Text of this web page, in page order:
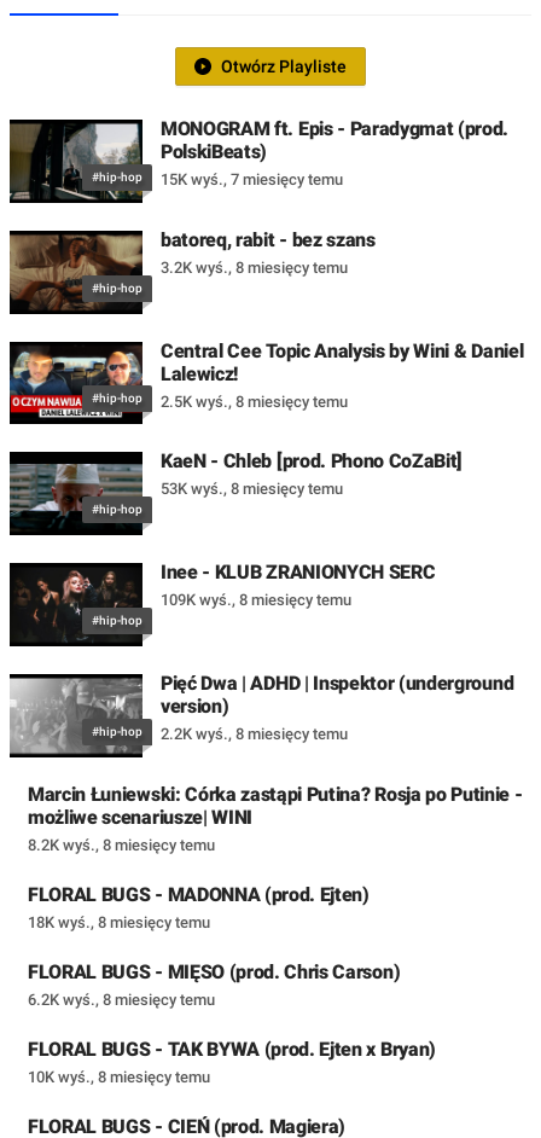
Otwórz Playliste
#hip-hop
MONOGRAM ft. Epis - Paradygmat (prod.
PolskiBeats)
15K wyś., 7 miesięcy temu
#hip-hop
batoreq, rabit - bez szans
3.2K wyś., 8 miesięcy temu
#hip-hop
Central Cee Topic Analysis by Wini & Daniel
Lalewicz!
2.5K wyś., 8 miesięcy temu
#hip-hop
KaeN - Chleb [prod. Phono CoZaBit]
53K wyś., 8 miesięcy temu
#hip-hop
Inee - KLUB ZRANIONYCH SERC
109K wyś., 8 miesięcy temu
#hip-hop
Pięć Dwa | ADHD | Inspektor (underground
version)
2.2K wyś., 8 miesięcy temu
Marcin Łuniewski: Córka zastąpi Putina? Rosja po Putinie -
możliwe scenariusze| WINI
8.2K wyś., 8 miesięcy temu
FLORAL BUGS - MADONNA (prod. Ejten)
18K wyś., 8 miesięcy temu
FLORAL BUGS - MIĘSO (prod. Chris Carson)
6.2K wyś., 8 miesięcy temu
FLORAL BUGS - TAK BYWA (prod. Ejten x Bryan)
10K wyś., 8 miesięcy temu
FLORAL BUGS - CIEŃ (prod. Magiera)